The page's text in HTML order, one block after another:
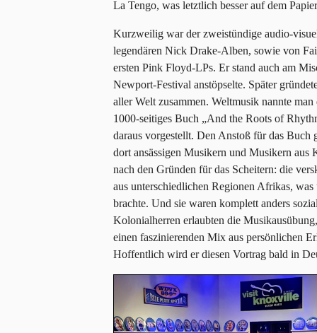
La Tengo, was letztlich besser auf dem
Kurzweilig war der zweistündige audio-
legendären Nick Drake-Alben, sowie von
ersten Pink Floyd-LPs. Er stand auch am
Newport-Festival anstöpselte. Später
aller Welt zusammen. Weltmusik nannte
1000-seitiges Buch „And the Roots of
daraus vorgestellt. Den Anstoß für das
dort ansässigen Musikern und Musikern
nach den Gründen für das Scheitern: die
aus unterschiedlichen Regionen Afrikas,
brachte. Und sie waren komplett anders
Kolonialherren erlaubten die
einen faszinierenden Mix aus persönlichen
Hoffentlich wird er diesen Vortrag bald in